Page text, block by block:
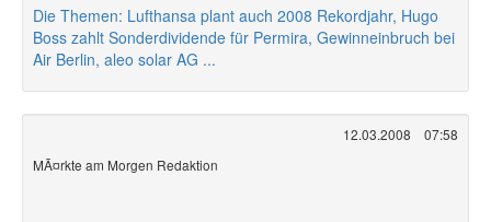
Die Themen: Lufthansa plant auch 2008 Rekordjahr, Hugo
Boss zahlt Sonderdividende für Permira, Gewinneinbruch bei
Air Berlin, aleo solar AG ...
12.03.2008
07:58
MÃ¤rkte am Morgen Redaktion